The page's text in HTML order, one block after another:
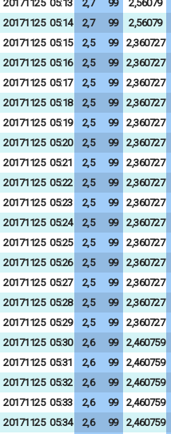
20171125 05:13 2,7 99 2,56079
20171125 05:14 2,7 99 2,56079
20171125 05:15 2,5 99 2,360727
20171125 05:16 2,5 99 2,360727
20171125 05:17 2,5 99 2,360727
20171125 05:18 2,5 99 2,360727
20171125 05:19 2,5 99 2,360727
20171125 05:20 2,5 99 2,360727
20171125 05:21 2,5 99 2,360727
20171125 05:22 2,5 99 2,360727
20171125 05:23 2,5 99 2,360727
20171125 05:24 2,5 99 2,360727
20171125 05:25 2,5 99 2,360727
20171125 05:26 2,5 99 2,360727
20171125 05:27 2,5 99 2,360727
20171125 05:28 2,5 99 2,360727
20171125 05:29 2,5 99 2,360727
20171125 05:30 2,6 99 2,460759
20171125 05:31 2,6 99 2,460759
20171125 05:32 2,6 99 2,460759
20171125 05:33 2,6 99 2,460759
20171125 05:34 2,6 99 2,460759